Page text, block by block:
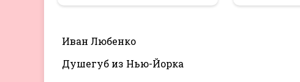
Иван Любенко
Душегуб из Нью-Йорка